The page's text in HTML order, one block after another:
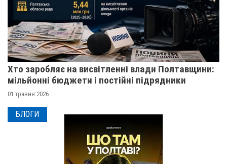
Хто заробляє на висвітленні влади Полтавщини:
мільйонні бюджети і постійні підрядники
01 травня 2026
БЛОГИ